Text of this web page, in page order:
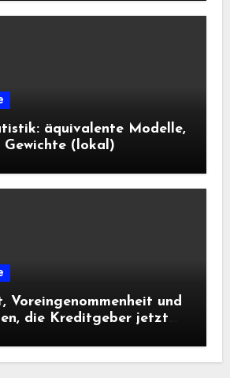
äquivalente Modelle,
(lokal)
Voreingenommenheit und
die Kreditgeber jetzt